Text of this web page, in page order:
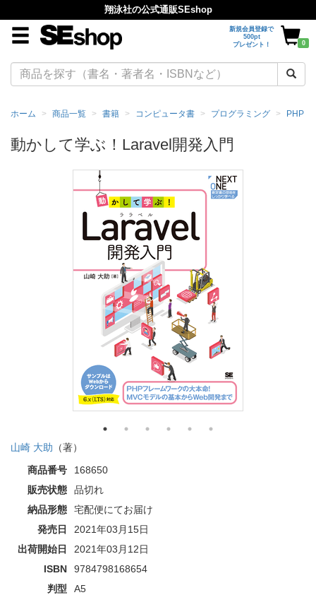
翔泳社の公式通販SEshop
新規会員登録で
500pt
プレゼント！
0
ホーム 商品一覧 書籍 コンピュータ書 プログラミング PHP
動かして学ぶ！Laravel開発入門
山崎 大助 （著）
商品番号
168650
販売状態
品切れ
納品形態
宅配便にてお届け
発売日
2021年03月15日
出荷開始日
2021年03月12日
ISBN
9784798168654
判型
A5